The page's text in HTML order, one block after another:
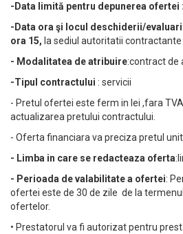
-Data limită pentru depunerea ofertei :
-Data ora şi locul deschiderii/
ora 15, la sediul autoritatii contractante .
- Modalitatea de atribuire:contract de
-Tipul contractului : servicii
- Pretul ofertei este ferm in lei ,fara
actualizarea pretului contractului.
- Oferta financiara va preciza pretul
- Limba in care se redacteaza oferta
- Perioada de valabilitate a ofertei:
ofertei este de 30 de zile de la
ofertelor.
• Prestatorul va fi autorizat pentru